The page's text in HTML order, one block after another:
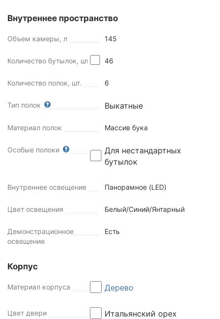
Внутреннее пространство
Объем камеры, л 145
Количество бутылок, шт 46
Количество полок, шт. 6
Тип полок Выкатные
Материал полок Массив бука
Особые полоки
Для нестандартных
бутылок
Внутреннее освещение Панорамное (LED)
Цвет освещения Белый/Синий/Янтарный
Демонстрационное
освещение
Есть
Корпус
Материал корпуса Дерево
Цвет двери Итальянский орех